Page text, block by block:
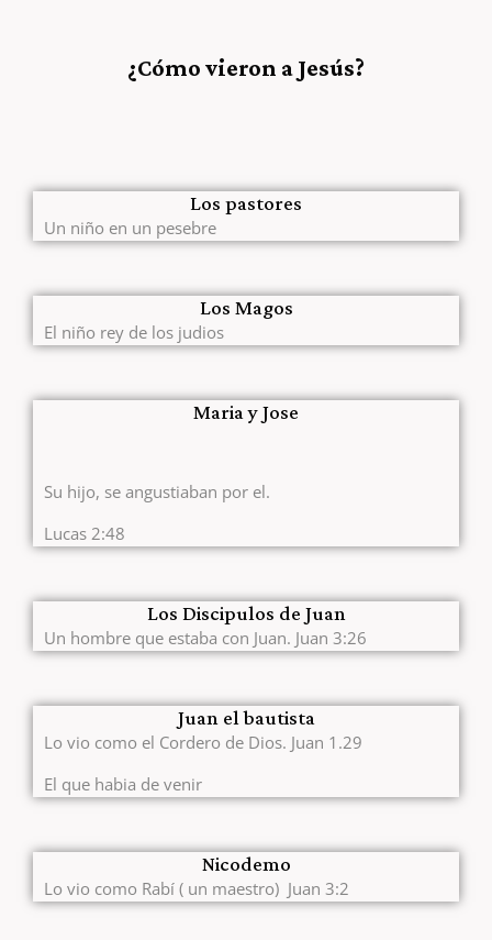
¿Cómo vieron a Jesús?
Los pastores
Un niño en un pesebre
Los Magos
El niño rey de los judios
Maria y Jose
Su hijo, se angustiaban por el.
Lucas 2:48
Los Discipulos de Juan
Un hombre que estaba con Juan. Juan 3:26
Juan el bautista
Lo vio como el Cordero de Dios. Juan 1.29
El que habia de venir
Nicodemo
Lo vio como Rabí ( un maestro) Juan 3:2